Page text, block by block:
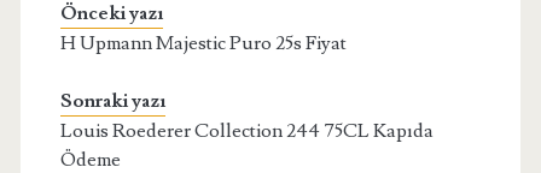
Önceki yazı
H Upmann Majestic Puro 25s Fiyat
Sonraki yazı
Louis Roederer Collection 244 75CL Kapıda
Ödeme